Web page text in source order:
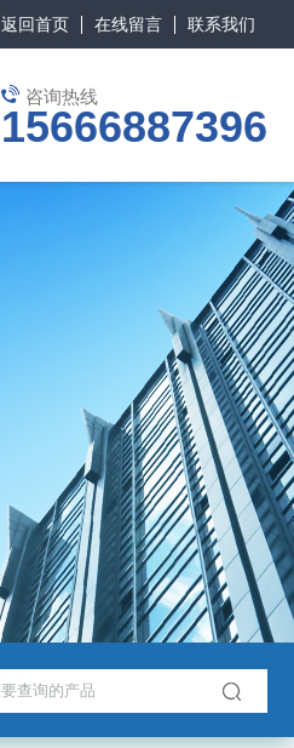
返回首页 在线留言 联系我们
咨询热线
15666887396